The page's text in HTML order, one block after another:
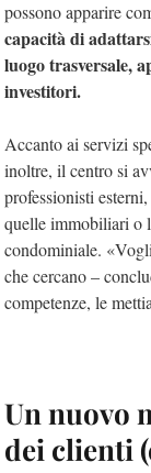
possono apparire
capacità di
luogo trasversale,
investitori.
Accanto ai servizi
inoltre, il centro si
professionisti
quelle immobiliari o
condominiale.
che cercano –
competenze, le
Un nuovo
dei clienti